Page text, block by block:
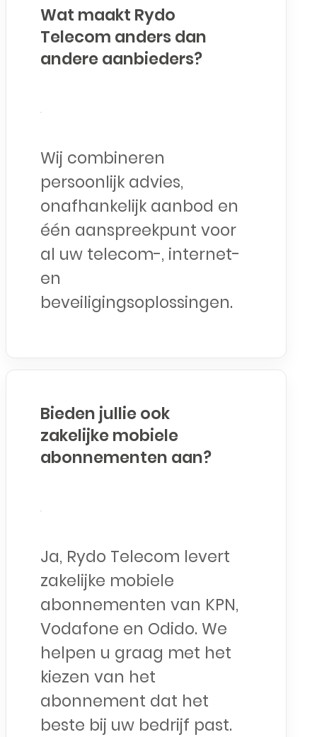
Wat maakt Rydo
Telecom anders dan
andere aanbieders?
Wij combineren
persoonlijk advies,
onafhankelijk aanbod en
één aanspreekpunt voor
al uw telecom-, internet-
en
beveiligingsoplossingen.
Bieden jullie ook
zakelijke mobiele
abonnementen aan?
Ja, Rydo Telecom levert
zakelijke mobiele
abonnementen van KPN,
Vodafone en Odido. We
helpen u graag met het
kiezen van het
abonnement dat het
beste bij uw bedrijf past.